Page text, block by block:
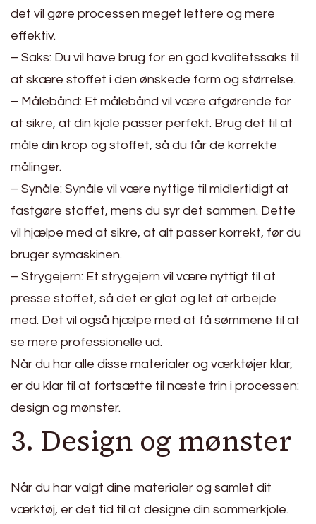
det vil gøre processen meget lettere og mere
effektiv.
– Saks: Du vil have brug for en god kvalitetssaks til
at skære stoffet i den ønskede form og størrelse.
– Målebånd: Et målebånd vil være afgørende for
at sikre, at din kjole passer perfekt. Brug det til at
måle din krop og stoffet, så du får de korrekte
målinger.
– Synåle: Synåle vil være nyttige til midlertidigt at
fastgøre stoffet, mens du syr det sammen. Dette
vil hjælpe med at sikre, at alt passer korrekt, før du
bruger symaskinen.
– Strygejern: Et strygejern vil være nyttigt til at
presse stoffet, så det er glat og let at arbejde
med. Det vil også hjælpe med at få sømmene til at
se mere professionelle ud.
Når du har alle disse materialer og værktøjer klar,
er du klar til at fortsætte til næste trin i processen:
design og mønster.
3. Design og mønster
Når du har valgt dine materialer og samlet dit
værktøj, er det tid til at designe din sommerkjole.